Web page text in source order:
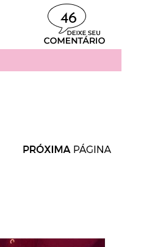
46